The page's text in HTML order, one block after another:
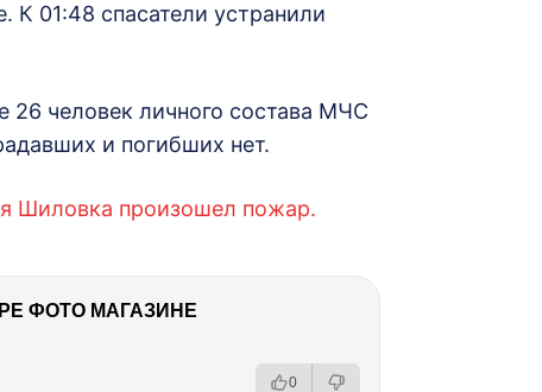
К 01:48 спасатели устранили
26 человек личного состава МЧС
и погибших нет.
Шиловка произошел пожар.
ФОТО МАГАЗИНЕ
0